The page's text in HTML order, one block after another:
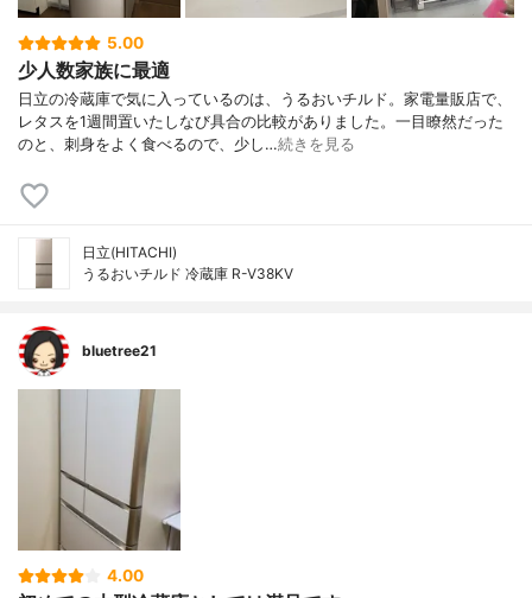
5.00
少人数家族に最適
日立の冷蔵庫で気に入っているのは、うるおいチルド。家電量販店で、
レタスを1週間置いたしなび具合の比較がありました。一目瞭然だった
のと、刺身をよく食べるので、少し…続きを見る
日立(HITACHI)
うるおいチルド 冷蔵庫 R-V38KV
bluetree21
4.00